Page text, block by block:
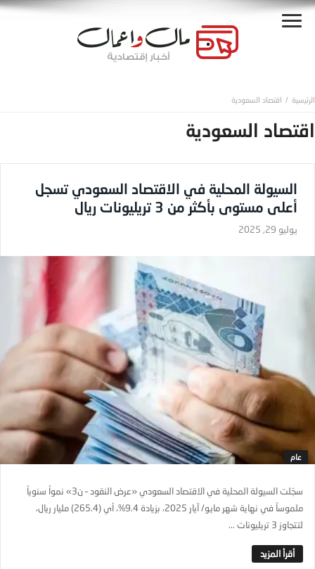
اقتصاد السعودية
اقتصاد السعودية
السيولة المحلية في الاقتصاد السعودي تسجل
أعلى مستوى بأكثر من 3 تريليونات ريال
يوليو 29, 2025
عام
سجّلت السيولة المحلية في الاقتصاد السعودي «عرض النقود – ن3» نمواً سنوياً
ملموساً في نهاية شهر مايو/ آيار 2025، بزيادة 9.4%، أي (265.4) مليار ريال،
لتتجاوز 3 تريليونات ...